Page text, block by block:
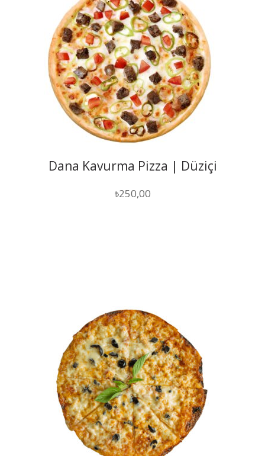
Dana Kavurma Pizza | Düziçi
₺250,00